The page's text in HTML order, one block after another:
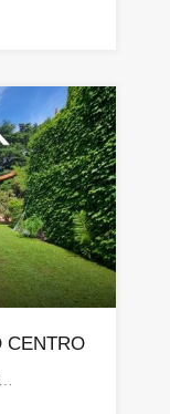
CENTRO